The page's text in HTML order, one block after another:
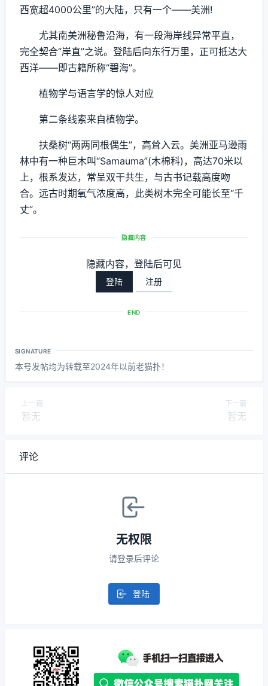
西宽超4000公里”的大陆，只有一个——美洲!
尤其南美洲秘鲁沿海，有一段海岸线异常平直，
完全契合“岸直”之说。登陆后向东行万里，正可抵达大
西洋——即古籍所称“碧海”。
植物学与语言学的惊人对应
第二条线索来自植物学。
扶桑树“两两同根偶生”，高耸入云。美洲亚马逊雨
林中有一种巨木叫“Samauma”(木棉科)，高达70米以
上，根系发达，常呈双干共生，与古书记载高度吻
合。远古时期氧气浓度高，此类树木完全可能长至“千
丈”。
隐藏内容
隐藏内容，登陆后可见
登陆 注册
END
SIGNATURE
本号发帖均为转载至2024年以前老猫扑！
上一篇
暂无
下一篇
暂无
评论
无权限
请登录后评论
登陆